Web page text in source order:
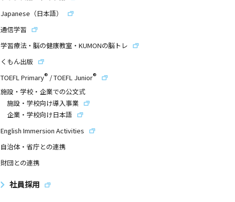
Japanese（日本語）
通信学習
学習療法・脳の健康教室・KUMONの脳トレ
くもん出版
TOEFL Primary® /TOEFL Junior®
施設・学校・企業での公文式
施設・学校向け導入事業
企業・学校向け日本語
English Immersion Activities
自治体・省庁との連携
財団との連携
社員採用